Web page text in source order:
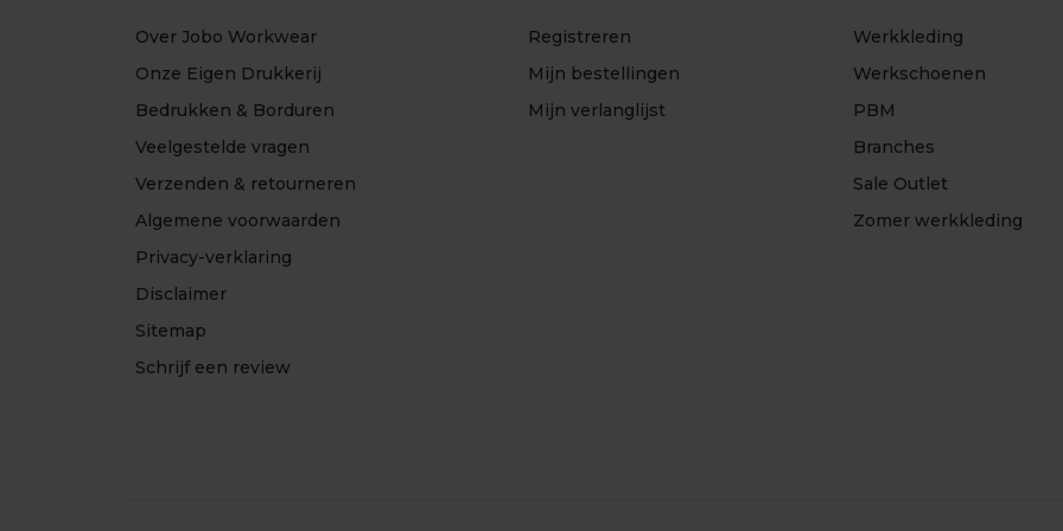
Over Jobo Workwear
Onze Eigen Drukkerij
Bedrukken & Borduren
Veelgestelde vragen
Verzenden & retourneren
Algemene voorwaarden
Privacy-verklaring
Disclaimer
Sitemap
Schrijf een review
Registreren
Mijn bestellingen
Mijn verlanglijst
Werkkleding
Werkschoenen
PBM
Branches
Sale Outlet
Zomer werkkleding